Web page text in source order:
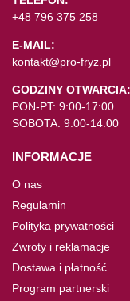
+48 796 375 258
E-MAIL:
kontakt@pro-fryz.pl
GODZINY OTWARCIA:
PON-PT: 9:00-17:00
SOBOTA: 9:00-14:00
INFORMACJE
O nas
Regulamin
Polityka prywatności
Zwroty i reklamacje
Dostawa i płatność
Program partnerski